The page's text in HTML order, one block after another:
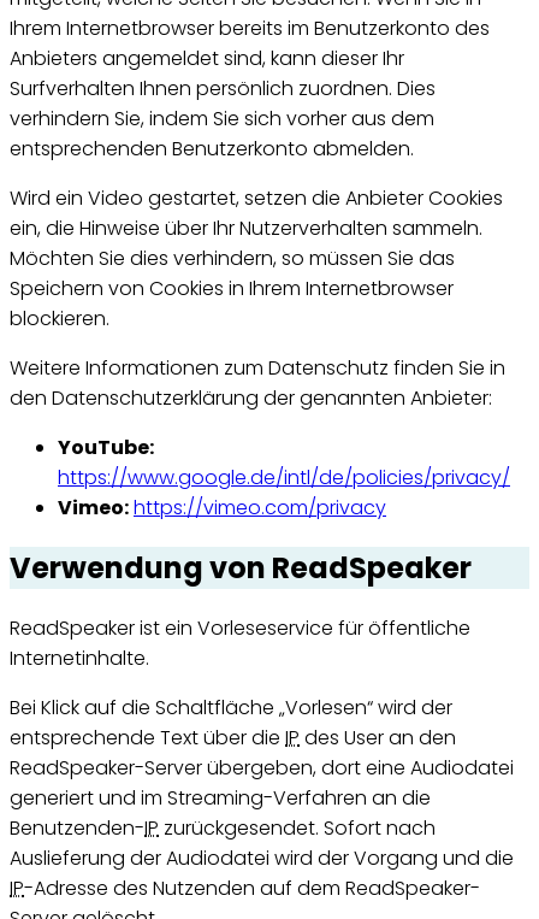
Ihrem Internetbrowserbereits im Benutzerkonto des
Anbieters angemeldet sind, kann dieser Ihr
Surfverhalten Ihnen persönlich zuordnen. Dies
verhindern Sie, indem Sie sich vorher aus dem
entsprechenden Benutzerkonto abmelden.
Wird ein Video gestartet, setzen die AnbieterCookies
ein, die Hinweise über Ihr Nutzerverhalten sammeln.
Möchten Sie dies verhindern, so müssen Sie das
Speichern von Cookies in Ihrem Internetbrowser
blockieren.
Weitere Informationen zum Datenschutz finden Sie in
den Datenschutzerklärung der genannten Anbieter:
YouTube:
https://www.google.de/intl/de/policies/privacy/
Vimeo:https://vimeo.com/privacy
Verwendung von ReadSpeaker
ReadSpeaker ist ein Vorleseservice für öffentliche
Internetinhalte.
Bei Klick auf die Schaltfläche „Vorlesen“ wird der
entsprechende Text über die IP des User an den
ReadSpeaker-Serverübergeben, dort eine Audiodatei
generiert und im Streaming-Verfahren an die
Benutzenden-IP zurückgesendet. Sofort nach
Auslieferung der Audiodatei wird der Vorgang und die
IP-Adresse des Nutzenden auf dem ReadSpeaker-